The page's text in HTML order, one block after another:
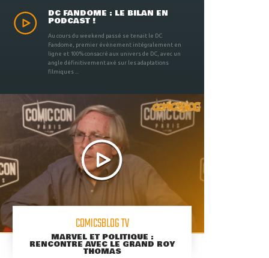
DC FANDOME : LE BILAN EN
PODCAST !
Au cours du weekend passé se tenait le DC
Fandome, premier évènement intégralement en
ligne et 100% consacré aux univers de DC, avec un
angle définitivement axé sur les adaptations
filmiques ...
COMICSBLOG TV
MARVEL ET POLITIQUE :
RENCONTRE AVEC LE GRAND ROY
THOMAS